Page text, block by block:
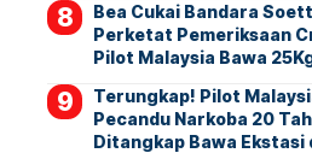
Bea Cukai Bandara
Perketat Pemeriksaan
Pilot Malaysia Bawa
Terungkap! Pilot
Pecandu Narkoba 20
Ditangkap Bawa Ekstasi